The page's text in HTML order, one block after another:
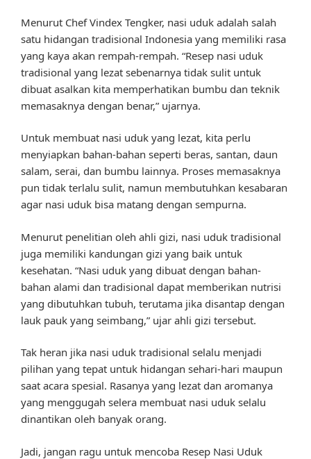
Menurut Chef Vindex Tengker, nasi uduk adalah salah
satu hidangan tradisional Indonesia yang memiliki rasa
yang kaya akan rempah-rempah. “Resep nasi uduk
tradisional yang lezat sebenarnya tidak sulit untuk
dibuat asalkan kita memperhatikan bumbu dan teknik
memasaknya dengan benar,” ujarnya.
Untuk membuat nasi uduk yang lezat, kita perlu
menyiapkan bahan-bahan seperti beras, santan, daun
salam, serai, dan bumbu lainnya. Proses memasaknya
pun tidak terlalu sulit, namun membutuhkan kesabaran
agar nasi uduk bisa matang dengan sempurna.
Menurut penelitian oleh ahli gizi, nasi uduk tradisional
juga memiliki kandungan gizi yang baik untuk
kesehatan. “Nasi uduk yang dibuat dengan bahan-
bahan alami dan tradisional dapat memberikan nutrisi
yang dibutuhkan tubuh, terutama jika disantap dengan
lauk pauk yang seimbang,” ujar ahli gizi tersebut.
Tak heran jika nasi uduk tradisional selalu menjadi
pilihan yang tepat untuk hidangan sehari-hari maupun
saat acara spesial. Rasanya yang lezat dan aromanya
yang menggugah selera membuat nasi uduk selalu
dinantikan oleh banyak orang.
Jadi, jangan ragu untuk mencoba Resep Nasi Uduk